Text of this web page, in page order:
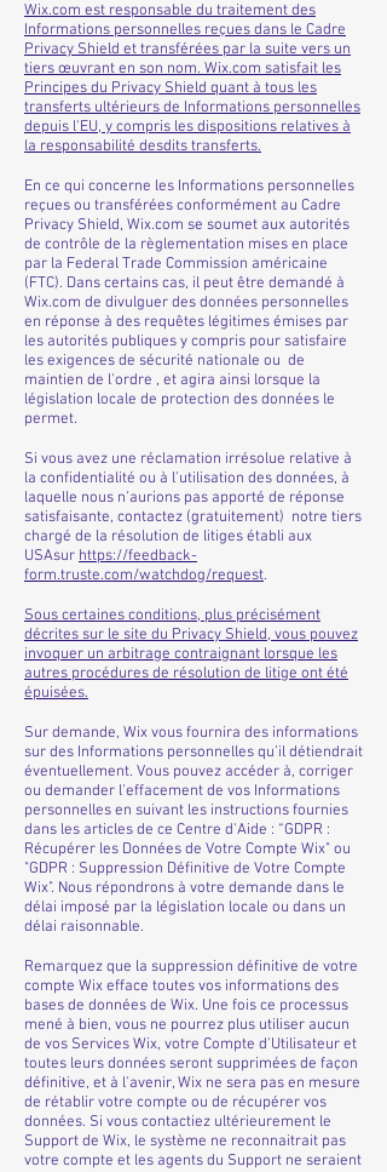
Wix.com est responsable du traitement des
Informations personnelles reçues dans le Cadre
Privacy Shield et transférées par la suite vers un
tiers œuvrant en son nom. Wix.com satisfait les
Principes du Privacy Shield quant à tous les
transferts ultérieurs de Informations personnelles
depuis l'EU, y compris les dispositions relatives à
la responsabilité desdits transferts.
En ce qui concerne les Informations personnelles
reçues ou transférées conformément au Cadre
Privacy Shield, Wix.com se soumet aux autorités
de contrôle de la règlementation mises en place
par la Federal Trade Commission américaine
(FTC). Dans certains cas, il peut être demandé à
Wix.com de divulguer des données personnelles
en réponse à des requêtes légitimes émises par
les autorités publiques y compris pour satisfaire
les exigences de sécurité nationale ou de
maintien de l'ordre , et agira ainsi lorsque la
législation locale de protection des données le
permet.
Si vous avez une réclamation irrésolue relative à
la confidentialité ou à l'utilisation des données, à
laquelle nous n'aurions pas apporté de réponse
satisfaisante, contactez (gratuitement) notre tiers
chargé de la résolution de litiges établi aux
USAsur https://feedback-
form.truste.com/watchdog/request.
Sous certaines conditions, plus précisément
décrites sur le site du Privacy Shield, vous pouvez
invoquer un arbitrage contraignant lorsque les
autres procédures de résolution de litige ont été
épuisées.
Sur demande, Wix vous fournira des informations
sur des Informations personnelles qu’il détiendrait
éventuellement. Vous pouvez accéder à, corriger
ou demander l'effacement de vos Informations
personnelles en suivant les instructions fournies
dans les articles de ce Centre d'Aide : “GDPR :
Récupérer les Données de Votre Compte Wix" ou
"GDPR : Suppression Définitive de Votre Compte
Wix". Nous répondrons à votre demande dans le
délai imposé par la législation locale ou dans un
délai raisonnable.
Remarquez que la suppression définitive de votre
compte Wix efface toutes vos informations des
bases de données de Wix. Une fois ce processus
mené à bien, vous ne pourrez plus utiliser aucun
de vos Services Wix, votre Compte d'Utilisateur et
toutes leurs données seront supprimées de façon
définitive, et à l'avenir, Wix ne sera pas en mesure
de rétablir votre compte ou de récupérer vos
données. Si vous contactiez ultérieurement le
Support de Wix, le système ne reconnaitrait pas
votre compte et les agents du Support ne seraient